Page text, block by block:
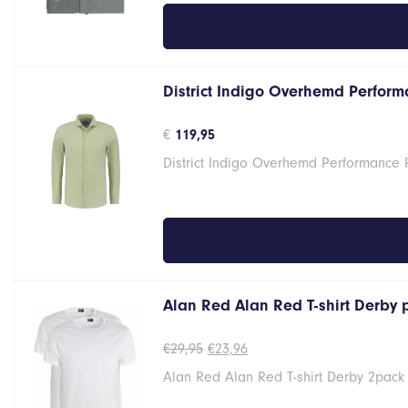
District Indigo Overhemd
€ 119,95
District Indigo Overhemd Performance
Alan Red Alan Red T-shirt Derby
€29,95 Oorspronkelijke
was:
€23,96Huidige
is:
Alan Red Alan Red T-shirt Derby